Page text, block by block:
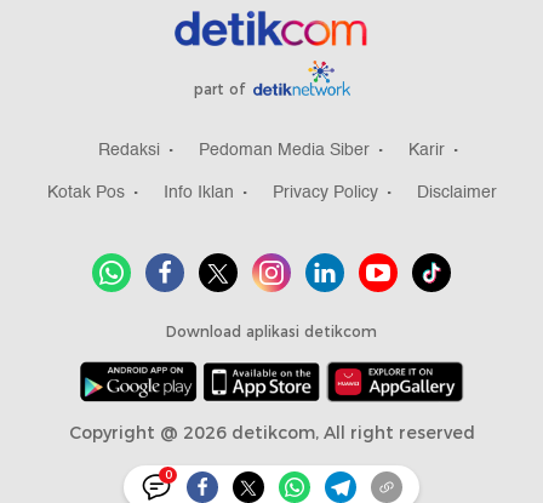
0
part of
Redaksi Pedoman Media Siber
Karir
Kotak Pos
Info Iklan Privacy Policy Disclaimer
Download aplikasi detikcom
Copyright @ 2026 detikcom, All right reserved